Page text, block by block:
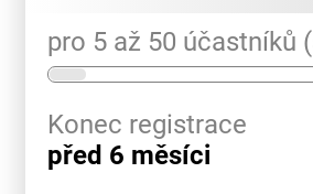
pro 5 až 50 účastníků (
Konec registrace
před 6 měsíci